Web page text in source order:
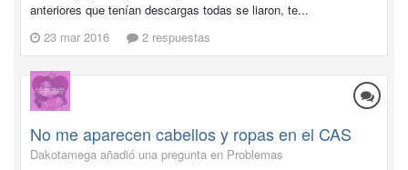
anteriores que tenían descargas todas se liaron, te...
23 mar 2016
2 respuestas
No me aparecen cabellos y ropas en el CAS
Dakotamega añadió una pregunta en Problemas